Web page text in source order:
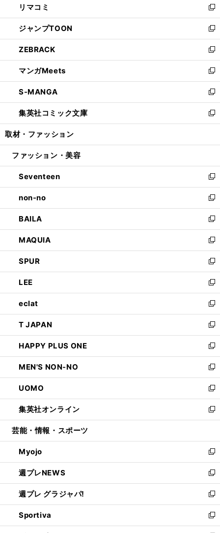
で
開
く
ド
ウ
で
開
く
ィ
ン
ド
ウ
で
開
く
い
ウ
ィ
ン
ド
ウ
で
開
く
リマコミ
新
し
い
ウ
ィ
ン
ド
ウ
で
開
く
ジャンプTOON
新
し
い
ウ
ィ
ン
ド
ウ
で
開
ZEBRACK
新
し
い
ウ
ィ
ン
ド
ウ
開
マンガMeets
新
し
い
ウ
ィ
ン
ウ
開
く
S-MANGA
新
し
い
ウ
ン
ウ
で
開
く
集英社コミック文庫
新
し
ウ
ン
ド
ウ
で
開
く
取材・ファッション
ファッション・美容
Seventeen
新
し
い
ウ
ィ
ン
ド
ウ
で
開
く
non-no
新
し
い
ウ
ィ
ン
ド
ウ
で
開
く
BAILA
新
し
い
ウ
ィ
ン
ド
ウ
で
開
く
MAQUIA
新
し
い
ウ
ィ
ン
ド
ウ
で
開
く
SPUR
新
し
い
ウ
ィ
ン
ド
ウ
で
開
く
LEE
新
し
い
ウ
ィ
ン
ド
ウ
で
開
く
eclat
新
し
い
ウ
ィ
ン
ド
ウ
で
開
く
T JAPAN
新
し
い
ウ
ィ
ン
ド
ウ
で
開
HAPPY PLUS ONE
新
し
い
ウ
ィ
ン
ド
ウ
開
く
MEN'S NON-NO
新
し
い
ウ
ィ
ン
ウ
で
開
く
UOMO
新
し
い
ウ
ン
ド
ウ
で
開
く
集英社オンライン
新
し
ウ
ィ
ン
ド
ウ
で
開
く
芸能・情報・スポーツ
Myojo
新
し
い
ウ
ィ
ン
ド
ウ
週プレNEWS
新
し
い
ウ
ィ
ン
週プレ グラジャパ!
新
し
い
ウ
Sportiva
新
し